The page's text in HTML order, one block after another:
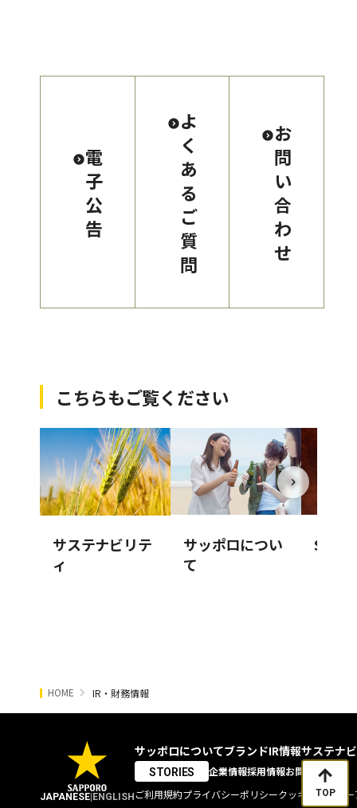
電
子
公
告
よ
く
あ
る
ご
質
問
お
問
い
合
わ
せ
こちらもご覧ください
サステナビリテ
ィ
サッポロについ
て
HOME IR・財務情報
TOP
JAPANESE|ENGLISH
サッポロについてブランドIR情報サステナ
STORIES 企業情報採用情報お問い合わせ
ご利用規約プライバシーポリシークッキーポリシー